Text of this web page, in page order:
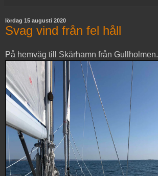
lördag 15 augusti 2020
Svag vind från fel håll
På hemväg till Skärhamn från Gullholmen.